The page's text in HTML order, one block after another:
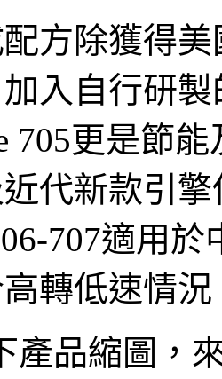
方除獲得
入自行研
705更是節
代新款引
707適用
轉低速情況
產品縮圖，